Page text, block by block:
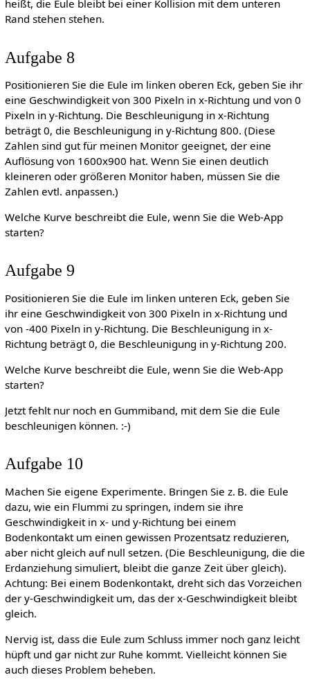
heißt, die Eule bleibt bei einer Kollision mit dem unteren
Rand stehen stehen.
Aufgabe 8
Positionieren Sie die Eule im linken oberen Eck, geben Sie ihr
eine Geschwindigkeit von 300 Pixeln in x-Richtung und von 0
Pixeln in y-Richtung. Die Beschleunigung in x-Richtung
beträgt 0, die Beschleunigung in y-Richtung 800. (Diese
Zahlen sind gut für meinen Monitor geeignet, der eine
Auflösung von 1600x900 hat. Wenn Sie einen deutlich
kleineren oder größeren Monitor haben, müssen Sie die
Zahlen evtl. anpassen.)
Welche Kurve beschreibt die Eule, wenn Sie die Web-App
starten?
Aufgabe 9
Positionieren Sie die Eule im linken unteren Eck, geben Sie
ihr eine Geschwindigkeit von 300 Pixeln in x-Richtung und
von -400 Pixeln in y-Richtung. Die Beschleunigung in x-
Richtung beträgt 0, die Beschleunigung in y-Richtung 200.
Welche Kurve beschreibt die Eule, wenn Sie die Web-App
starten?
Jetzt fehlt nur noch en Gummiband, mit dem Sie die Eule
beschleunigen können. :-)
Aufgabe 10
Machen Sie eigene Experimente. Bringen Sie z. B. die Eule
dazu, wie ein Flummi zu springen, indem sie ihre
Geschwindigkeit in x- und y-Richtung bei einem
Bodenkontakt um einen gewissen Prozentsatz reduzieren,
aber nicht gleich auf null setzen. (Die Beschleunigung, die die
Erdanziehung simuliert, bleibt die ganze Zeit über gleich).
Achtung: Bei einem Bodenkontakt, dreht sich das Vorzeichen
der y-Geschwindigkeit um, das der x-Geschwindigkeit bleibt
gleich.
Nervig ist, dass die Eule zum Schluss immer noch ganz leicht
hüpft und gar nicht zur Ruhe kommt. Vielleicht können Sie
auch dieses Problem beheben.